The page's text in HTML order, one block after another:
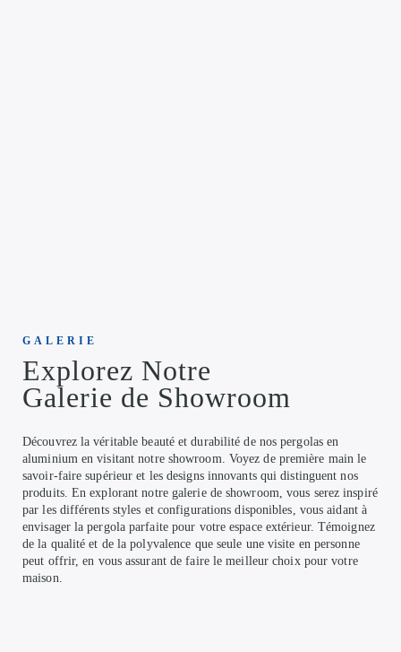
GALERIE
Explorez Notre
Galerie de Showroom
Découvrez la véritable beauté et durabilité de nos pergolas en
aluminium en visitant notre showroom. Voyez de première main le
savoir-faire supérieur et les designs innovants qui distinguent nos
produits. En explorant notre galerie de showroom, vous serez inspiré
par les différents styles et configurations disponibles, vous aidant à
envisager la pergola parfaite pour votre espace extérieur. Témoignez
de la qualité et de la polyvalence que seule une visite en personne
peut offrir, en vous assurant de faire le meilleur choix pour votre
maison.